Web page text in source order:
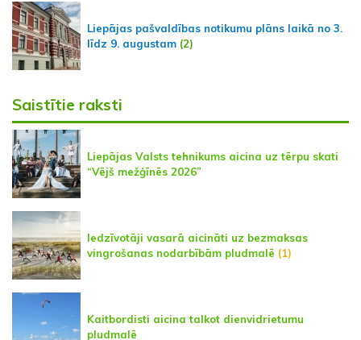
Liepājas pašvaldības notikumu plāns laikā no 3.
līdz 9. augustam (2)
Saistītie raksti
Liepājas Valsts tehnikums aicina uz tērpu skati
“Vējš mežģīnēs 2026”
Iedzīvotāji vasarā aicināti uz bezmaksas
vingrošanas nodarbībām pludmalē (1)
Kaitbordisti aicina talkot dienvidrietumu
pludmalē